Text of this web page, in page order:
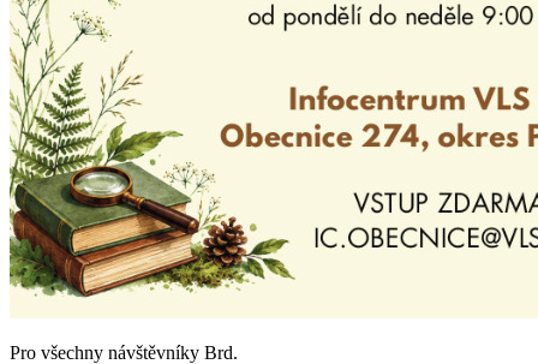
Pro všechny návštěvníky Brd.